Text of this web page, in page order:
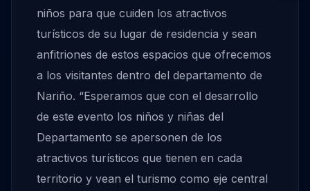
niños para que cuiden los atractivos
turísticos de su lugar de residencia y sean
anfitriones de estos espacios que ofrecemos
a los visitantes dentro del departamento de
Nariño. “Esperamos que con el desarrollo
de este evento los niños y niñas del
Departamento se apersonen de los
atractivos turísticos que tienen en cada
territorio y vean el turismo como eje central